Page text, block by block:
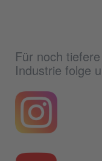
Für noch
Industrie folge